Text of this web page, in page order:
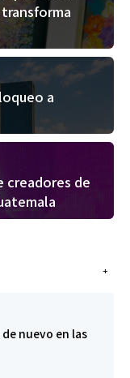
a
creadores de
+
de nuevo en las